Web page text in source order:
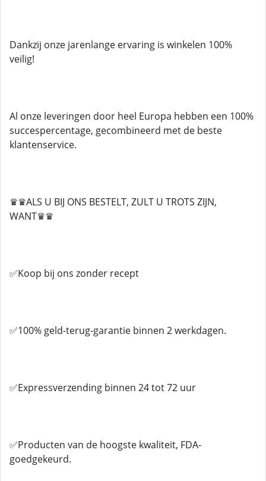
Dankzij onze jarenlange ervaring is winkelen 100%
veilig!
Al onze leveringen door heel Europa hebben een 100%
succespercentage, gecombineerd met de beste
klantenservice.
♛♛ALS U BIJ ONS BESTELT, ZULT U TROTS ZIJN,
WANT♛♛
✅Koop bij ons zonder recept
✅100% geld-terug-garantie binnen 2 werkdagen.
✅Expressverzending binnen 24 tot 72 uur
✅Producten van de hoogste kwaliteit, FDA-
goedgekeurd.